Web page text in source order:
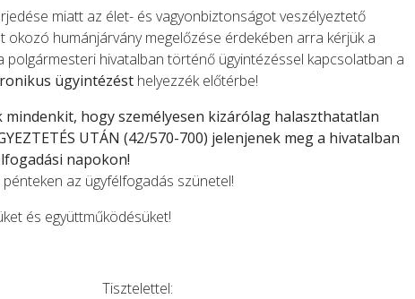
miatt az élet- és vagyonbiztonságot veszélyeztető
okozó humánjárvány megelőzése érdekében arra kérjük a
polgármesteri hivatalban történő ügyintézéssel kapcsolatban a
ügyintézést helyezzék előtérbe!
hogy személyesen kizárólag halaszthatatlan
UTÁN (42/570-700) jelenjenek meg a hivatalban
napokon!
az ügyfélfogadás szünetel!
és együttműködésüket!